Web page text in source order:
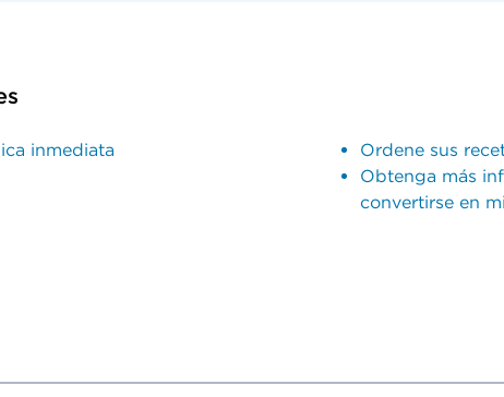
inmediata
Ordene sus
Obtenga más
convertirse en